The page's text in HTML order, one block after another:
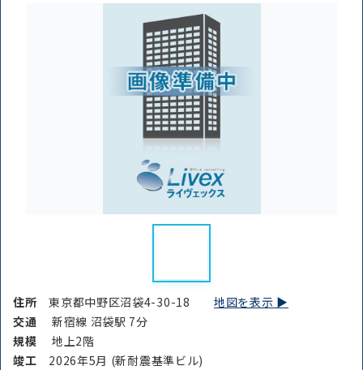
住所
から探す
路線・駅
から探す
条件を絞り込む
住所東京都中野区沼袋4-30-18地図を表示 ▶︎
交通
新宿線 沼袋駅 7分
規模
地上2階
竣⼯ 2026年5月 (新耐震基準ビル)